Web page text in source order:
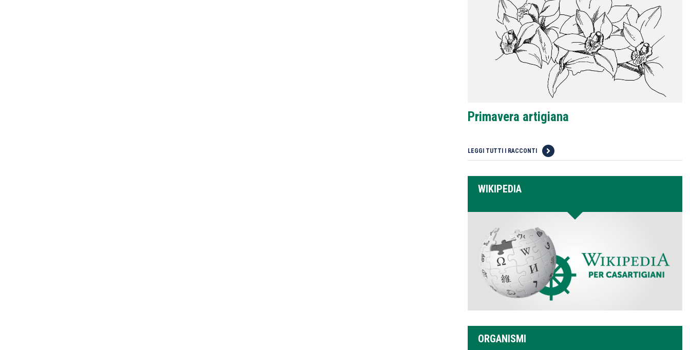
Primavera artigiana
LEGGI TUTTI I RACCONTI
WIKIPEDIA
ORGANISMI